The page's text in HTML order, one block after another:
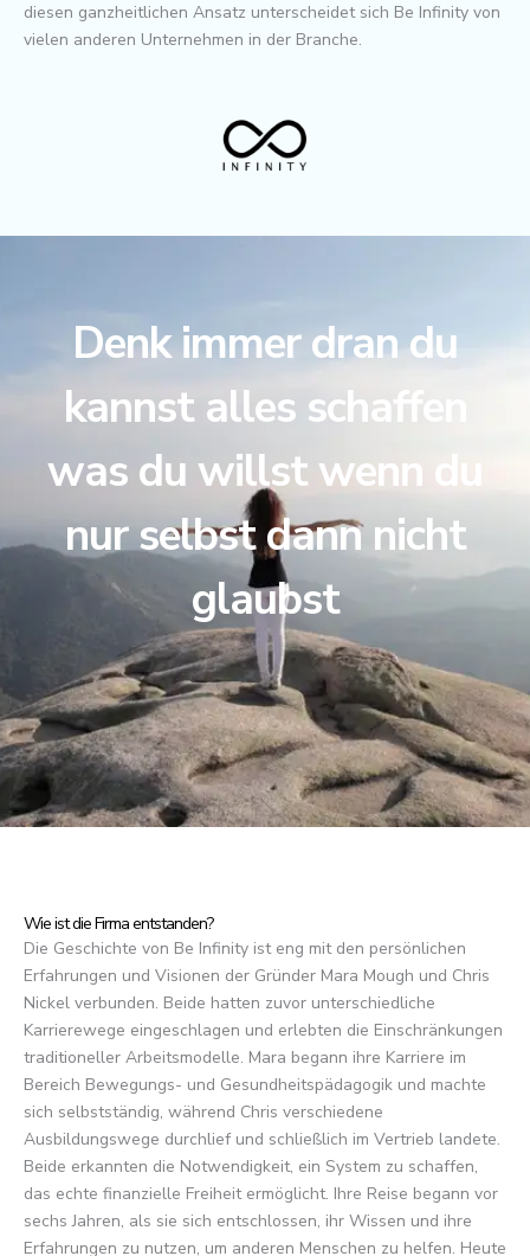
diesen ganzheitlichen Ansatz unterscheidet sich Be Infinity von
vielen anderen Unternehmen in der Branche.
Denk immer dran du
kannst alles schaffen
was du willst wenn du
nur selbst dann nicht
glaubst
Wie ist die Firma entstanden?
Die Geschichte von Be Infinity ist eng mit den persönlichen
Erfahrungen und Visionen der Gründer Mara Mough und Chris
Nickel verbunden. Beide hatten zuvor unterschiedliche
Karrierewege eingeschlagen und erlebten die Einschränkungen
traditioneller Arbeitsmodelle. Mara begann ihre Karriere im
Bereich Bewegungs- und Gesundheitspädagogik und machte
sich selbstständig, während Chris verschiedene
Ausbildungswege durchlief und schließlich im Vertrieb landete.
Beide erkannten die Notwendigkeit, ein System zu schaffen,
das echte finanzielle Freiheit ermöglicht. Ihre Reise begann vor
sechs Jahren, als sie sich entschlossen, ihr Wissen und ihre
Erfahrungen zu nutzen, um anderen Menschen zu helfen. Heute